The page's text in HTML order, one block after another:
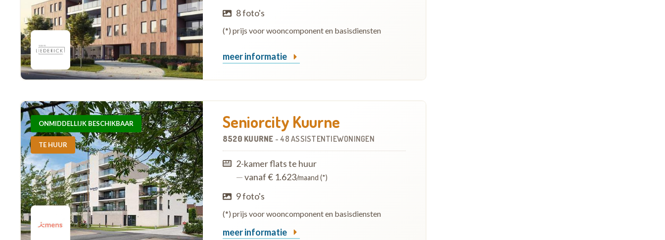
8 foto's
(*) prijs voor wooncomponent en basisdiensten
meer informatie
ONMIDDELLIJK BESCHIKBAAR
TE HUUR
Seniorcity Kuurne
8520 KUURNE -48 ASSISTENTIEWONINGEN
2-kamer flats te huur
—vanaf € 1.623/maand (*)
9 foto's
(*) prijs voor wooncomponent en basisdiensten
meer informatie